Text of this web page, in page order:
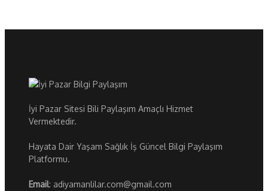
İyi Pazar Sitesi Bili Paylaşım Amaçlı Hizmet
Vermektedir.
Hayata Dair Yaşam Sağlık İş Güncel Bilgi Paylaşım
Platformu.
Email: adiyamanlilar.com@gmail.com